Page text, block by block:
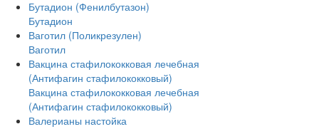
Бутадион (Фенилбутазон)
Бутадион
Ваготил (Поликрезулен)
Ваготил
Вакцина стафилококковая лечебная
(Антифагин стафилококковый)
Вакцина стафилококковая лечебная
(Антифагин стафилококковый)
Валерианы настойка